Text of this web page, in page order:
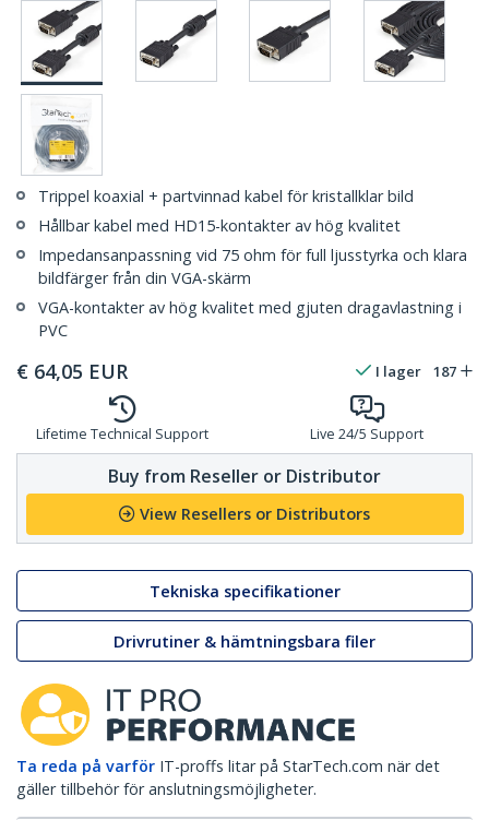
Trippel koaxial + partvinnad kabel för kristallklar bild
Hållbar kabel med HD15-kontakter av hög kvalitet
Impedansanpassning vid 75 ohm för full ljusstyrka och klara
bildfärger från din VGA-skärm
VGA-kontakter av hög kvalitet med gjuten dragavlastning i
PVC
€ 64,05 EUR I lager 187
Lifetime Technical Support Live 24/5 Support
Buy from Reseller or Distributor
View Resellers or Distributors
Tekniska specifikationer
Drivrutiner & hämtningsbara filer
Ta reda på varför IT-proffs litar på StarTech.com när det
gäller tillbehör för anslutningsmöjligheter.